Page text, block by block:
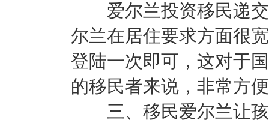
爱尔兰投资移民递交
尔兰在居住要求方面很
登陆一次即可，这对于
的移民者来说，非常方
三、移民爱尔兰让孩